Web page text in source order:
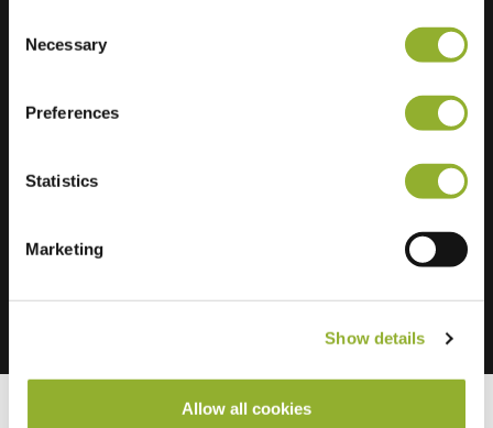
Selection
Necessary
Preferences
Statistics
Marketing
Show details
Allow all cookies
Dodatkowe informacje